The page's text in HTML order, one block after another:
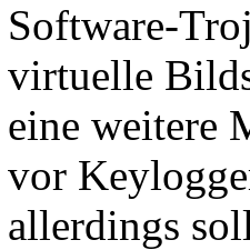
Software-
virtuelle
eine weitere
vor
allerdings